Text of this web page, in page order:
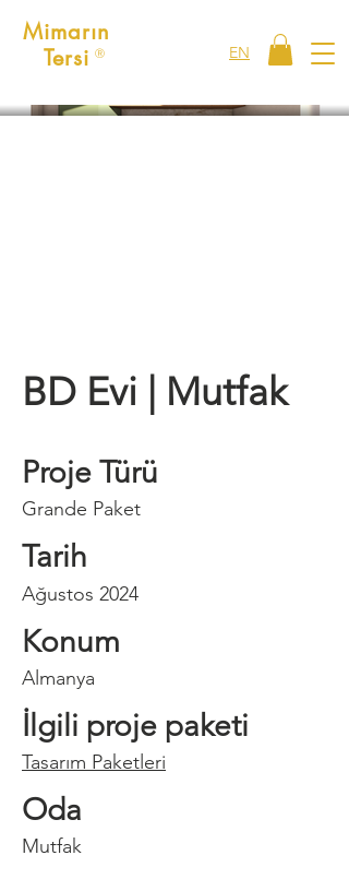
Ⓡ
Mimarın
Tersi
EN
BD Evi | Mutfak
Proje Türü
Grande Paket
Tarih
Ağustos 2024
Konum
Almanya
İlgili proje paketi
Tasarım Paketleri
Oda
Mutfak